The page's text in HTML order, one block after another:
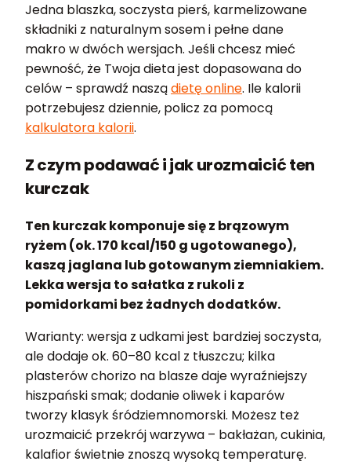
Jedna blaszka, soczysta pierś, karmelizowane
składniki z naturalnym sosem i pełne dane
makro w dwóch wersjach. Jeśli chcesz mieć
pewność, że Twoja dieta jest dopasowana do
celów – sprawdź nasządietę online. Ile kalorii
potrzebujesz dziennie, policz za pomocą
kalkulatora kalorii.
Z czym podawać i jak urozmaicić ten
kurczak
Ten kurczak komponuje się z brązowym
ryżem (ok. 170 kcal/150 g ugotowanego),
kaszą jaglana lub gotowanym ziemniakiem.
Lekka wersja to sałatka z rukoli z
pomidorkami bez żadnych dodatków.
Warianty: wersja z udkami jest bardziej soczysta,
ale dodaje ok. 60–80 kcal z tłuszczu; kilka
plasterów chorizo na blasze daje wyraźniejszy
hiszpański smak; dodanie oliwek i kaparów
tworzy klasyk śródziemnomorski. Możesz też
urozmaicić przekrój warzywa – bakłażan, cukinia,
kalafior świetnie znoszą wysoką temperaturę.